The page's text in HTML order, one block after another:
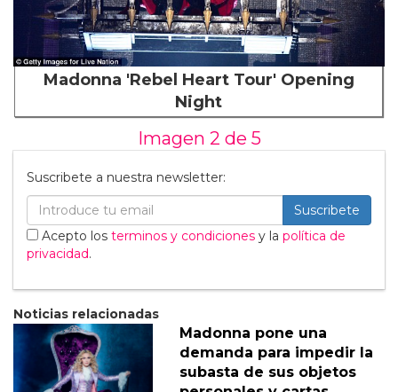
Madonna 'Rebel Heart Tour' Opening
Night
Imagen 2 de 5
Suscribete a nuestra newsletter:
Suscribete
Acepto los terminos y condiciones y la política de
privacidad.
Noticias relacionadas
Madonna pone una
demanda para impedir la
subasta de sus objetos